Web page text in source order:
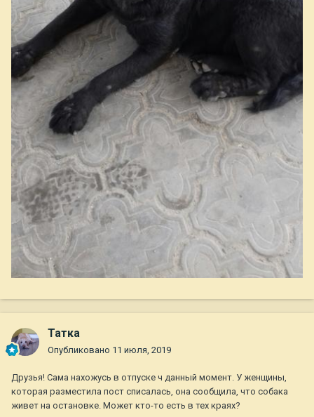
Татка
Опубликовано 11 июля, 2019
Друзья! Сама нахожусь в отпуске ч данный момент. У женщины,
которая разместила пост списалась, она сообщила, что собака
живет на остановке. Может кто-то есть в тех краях?